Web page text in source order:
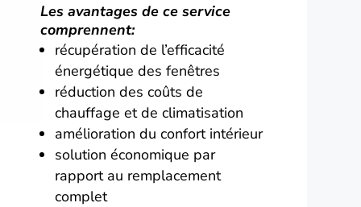
Les avantages de ce service
comprennent:
récupération de l’efficacité
énergétique des fenêtres
réduction des coûts de
chauffage et de climatisation
amélioration du confort intérieur
solution économique par
rapport au remplacement
complet